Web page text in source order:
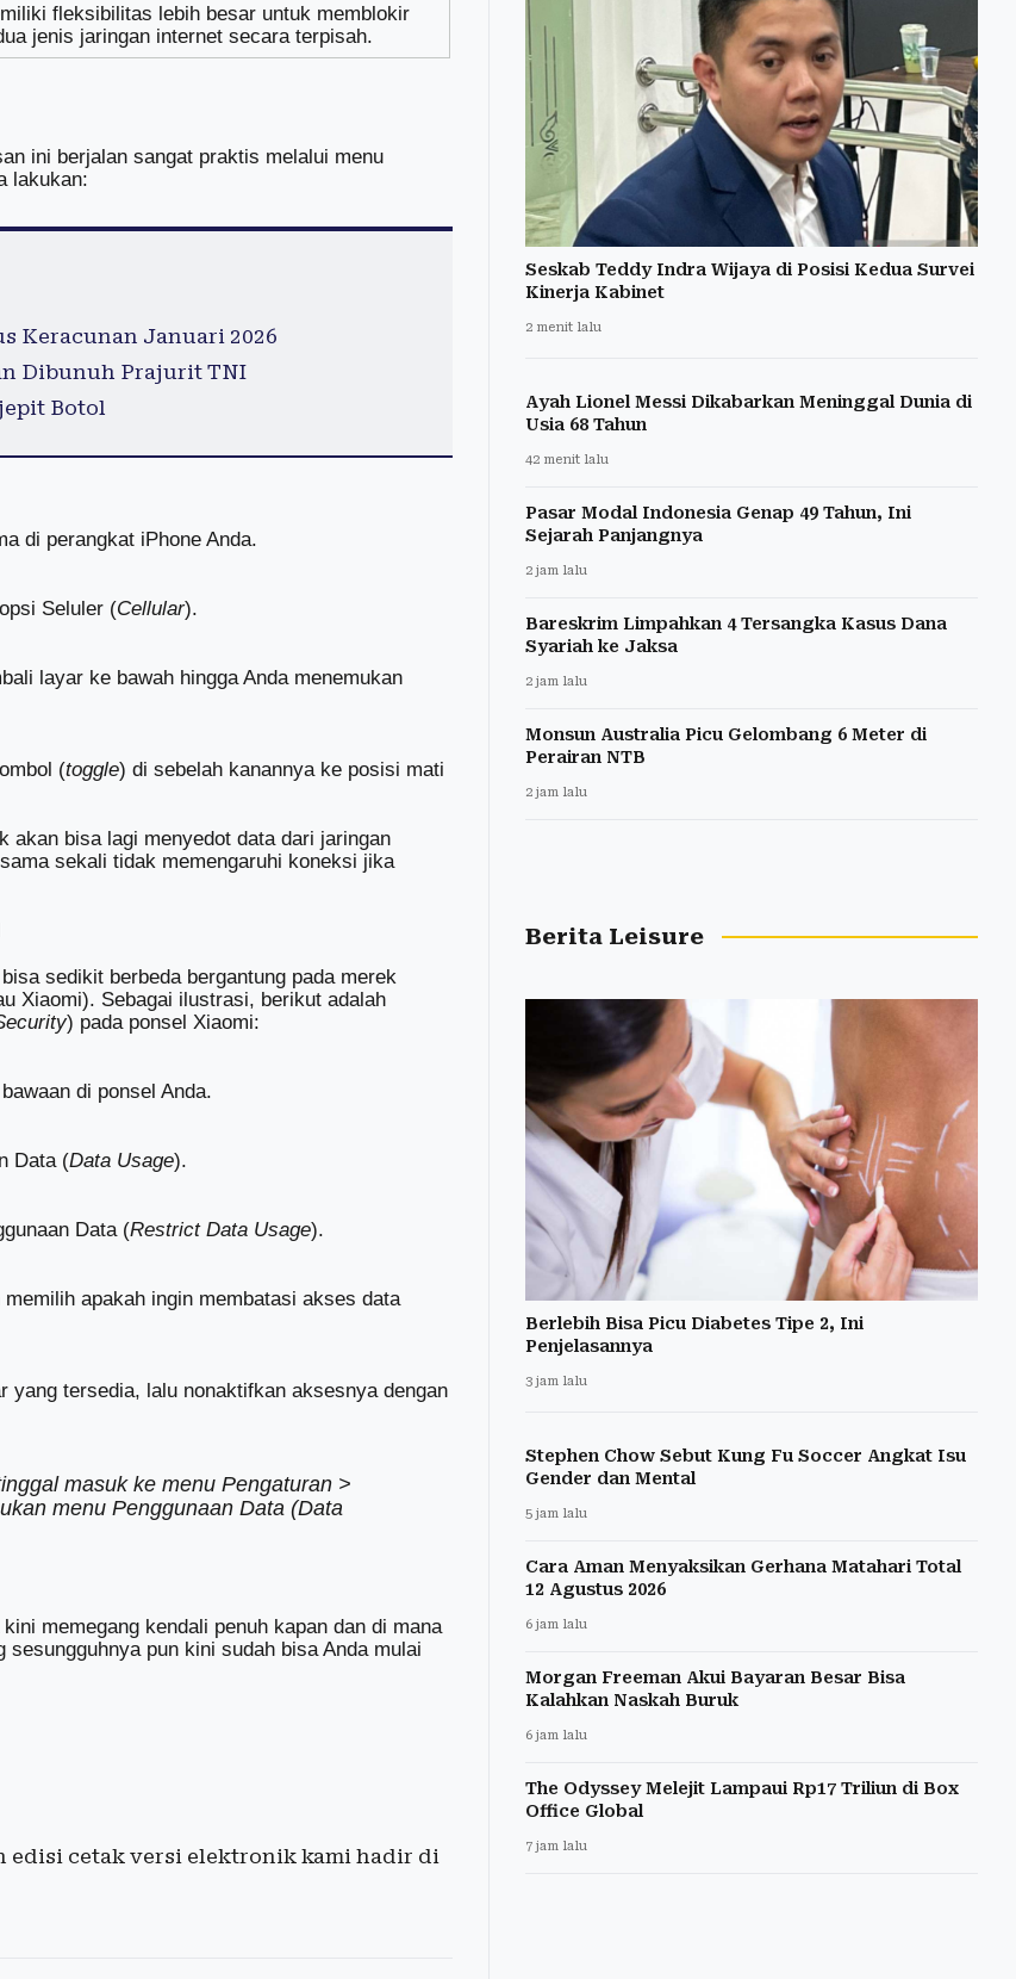
fleksibilitas lebih besar untuk memblokir
jenis jaringan internet secara terpisah.
ini berjalan sangat praktis melalui menu
lakukan:
Keracunan Januari 2026
Dibunuh Prajurit TNI
Botol
di perangkat iPhone Anda.
Seluler (Cellular).
layar ke bawah hingga Anda menemukan
(toggle) di sebelah kanannya ke posisi mati
akan bisa lagi menyedot data dari jaringan
sekali tidak memengaruhi koneksi jika
sedikit berbeda bergantung pada merek
Xiaomi). Sebagai ilustrasi, berikut adalah
) pada ponsel Xiaomi:
di ponsel Anda.
Data (Data Usage).
Data (Restrict Data Usage).
apakah ingin membatasi akses data
tersedia, lalu nonaktifkan aksesnya dengan
masuk ke menu Pengaturan >
menu Penggunaan Data (Data
memegang kendali penuh kapan dan di mana
pun kini sudah bisa Anda mulai
edisi cetak versi elektronik kami hadir di
Seskab Teddy Indra Wijaya di Posisi Kedua Survei
Kinerja Kabinet
2 menit lalu
Ayah Lionel Messi Dikabarkan Meninggal Dunia di
Usia 68 Tahun
42 menit lalu
Pasar Modal Indonesia Genap 49 Tahun, Ini
Sejarah Panjangnya
2 jam lalu
Bareskrim Limpahkan 4 Tersangka Kasus Dana
Syariah ke Jaksa
2 jam lalu
Monsun Australia Picu Gelombang 6 Meter di
Perairan NTB
2 jam lalu
Berita Leisure
Berlebih Bisa Picu Diabetes Tipe 2, Ini
Penjelasannya
3 jam lalu
Stephen Chow Sebut Kung Fu Soccer Angkat Isu
Gender dan Mental
5 jam lalu
Cara Aman Menyaksikan Gerhana Matahari Total
12 Agustus 2026
6 jam lalu
Morgan Freeman Akui Bayaran Besar Bisa
Kalahkan Naskah Buruk
6 jam lalu
The Odyssey Melejit Lampaui Rp17 Triliun di Box
Office Global
7 jam lalu